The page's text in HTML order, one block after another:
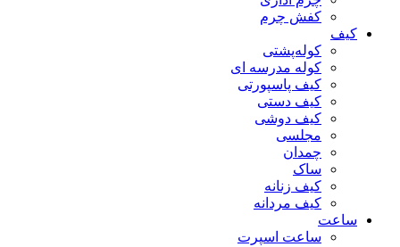
کفش چرم
کیف
کوله‌پشتی
کوله مدرسه ای
کیف پاسپورتی
کیف دستی
کیف دوشی
مجلسی
چمدان
ساک
کیف زنانه
کیف مردانه
ساعت
ساعت اسپرت